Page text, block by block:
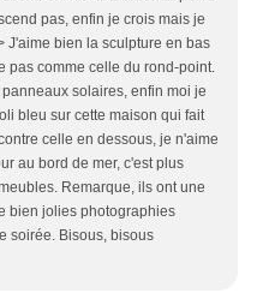
pas, enfin je crois mais je
J'aime bien la sculpture en bas
pas comme celle du rond-point.
solaires, enfin moi je
bleu sur cette maison qui fait
celle en dessous, je n'aime
au bord de mer, c'est plus
Remarque, ils ont une
bien jolies photographies
soirée. Bisous, bisous